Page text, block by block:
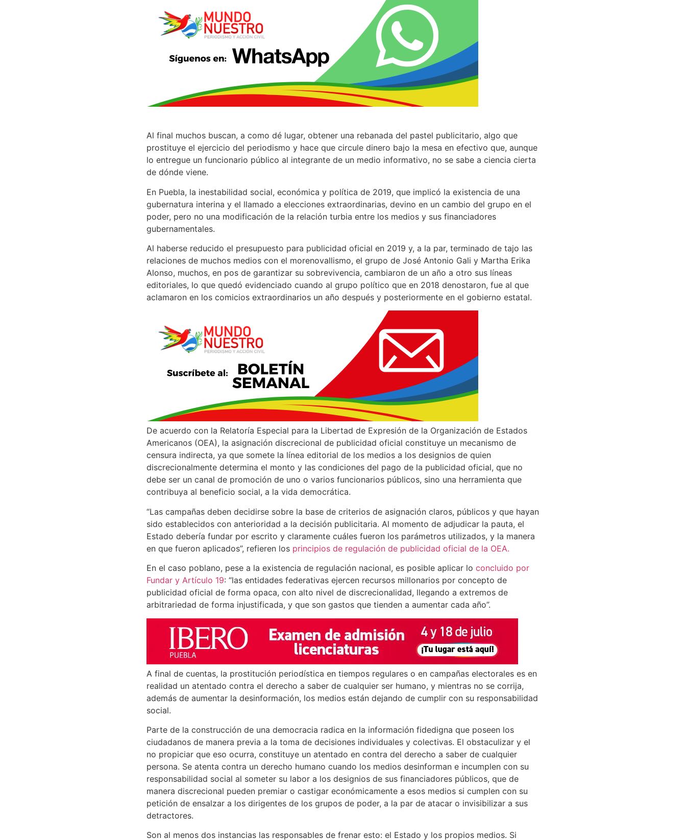
Al final muchos buscan, a como dé lugar, obtener una rebanada del pastel publicitario, algo que
prostituye el ejercicio del periodismo y hace que circule dinero bajo la mesa en efectivo que, aunque
lo entregue un funcionario público al integrante de un medio informativo, no se sabe a ciencia cierta
de dónde viene.
En Puebla, la inestabilidad social, económica y política de 2019, que implicó la existencia de una
gubernatura interina y el llamado a elecciones extraordinarias, devino en un cambio del grupo en el
poder, pero no una modificación de la relación turbia entre los medios y sus financiadores
gubernamentales.
Al haberse reducido el presupuesto para publicidad oficial en 2019 y, a la par, terminado de tajo las
relaciones de muchos medios con el morenovallismo, el grupo de José Antonio Gali y Martha Erika
Alonso, muchos, en pos de garantizar su sobrevivencia, cambiaron de un año a otro sus líneas
editoriales, lo que quedó evidenciado cuando al grupo político que en 2018 denostaron, fue al que
aclamaron en los comicios extraordinarios un año después y posteriormente en el gobierno estatal.
De acuerdo con la Relatoría Especial para la Libertad de Expresión de la Organización de Estados
Americanos (OEA), la asignación discrecional de publicidad oficial constituye un mecanismo de
censura indirecta, ya que somete la línea editorial de los medios a los designios de quien
discrecionalmente determina el monto y las condiciones del pago de la publicidad oficial, que no
debe ser un canal de promoción de uno o varios funcionarios públicos, sino una herramienta que
contribuya al beneficio social, a la vida democrática.
“Las campañas deben decidirse sobre la base de criterios de asignación claros, públicos y que hayan
sido establecidos con anterioridad a la decisión publicitaria. Al momento de adjudicar la pauta, el
Estado debería fundar por escrito y claramente cuáles fueron los parámetros utilizados, y la manera
en que fueron aplicados”, refieren los principios de regulación de publicidad oficial de la OEA.
En el caso poblano, pese a la existencia de regulación nacional, es posible aplicar lo concluido por
Fundar y Artículo 19: “las entidades federativas ejercen recursos millonarios por concepto de
publicidad oficial de forma opaca, con alto nivel de discrecionalidad, llegando a extremos de
arbitrariedad de forma injustificada, y que son gastos que tienden a aumentar cada año”.
A final de cuentas, la prostitución periodística en tiempos regulares o en campañas electorales es en
realidad un atentado contra el derecho a saber de cualquier ser humano, y mientras no se corrija,
además de aumentar la desinformación, los medios están dejando de cumplir con su responsabilidad
social.
Parte de la construcción de una democracia radica en la información fidedigna que poseen los
ciudadanos de manera previa a la toma de decisiones individuales y colectivas. El obstaculizar y el
no propiciar que eso ocurra, constituye un atentado en contra del derecho a saber de cualquier
persona. Se atenta contra un derecho humano cuando los medios desinforman e incumplen con su
responsabilidad social al someter su labor a los designios de sus financiadores públicos, que de
manera discrecional pueden premiar o castigar económicamente a esos medios si cumplen con su
petición de ensalzar a los dirigentes de los grupos de poder, a la par de atacar o invisibilizar a sus
detractores.
Son al menos dos instancias las responsables de frenar esto: el Estado y los propios medios. Si